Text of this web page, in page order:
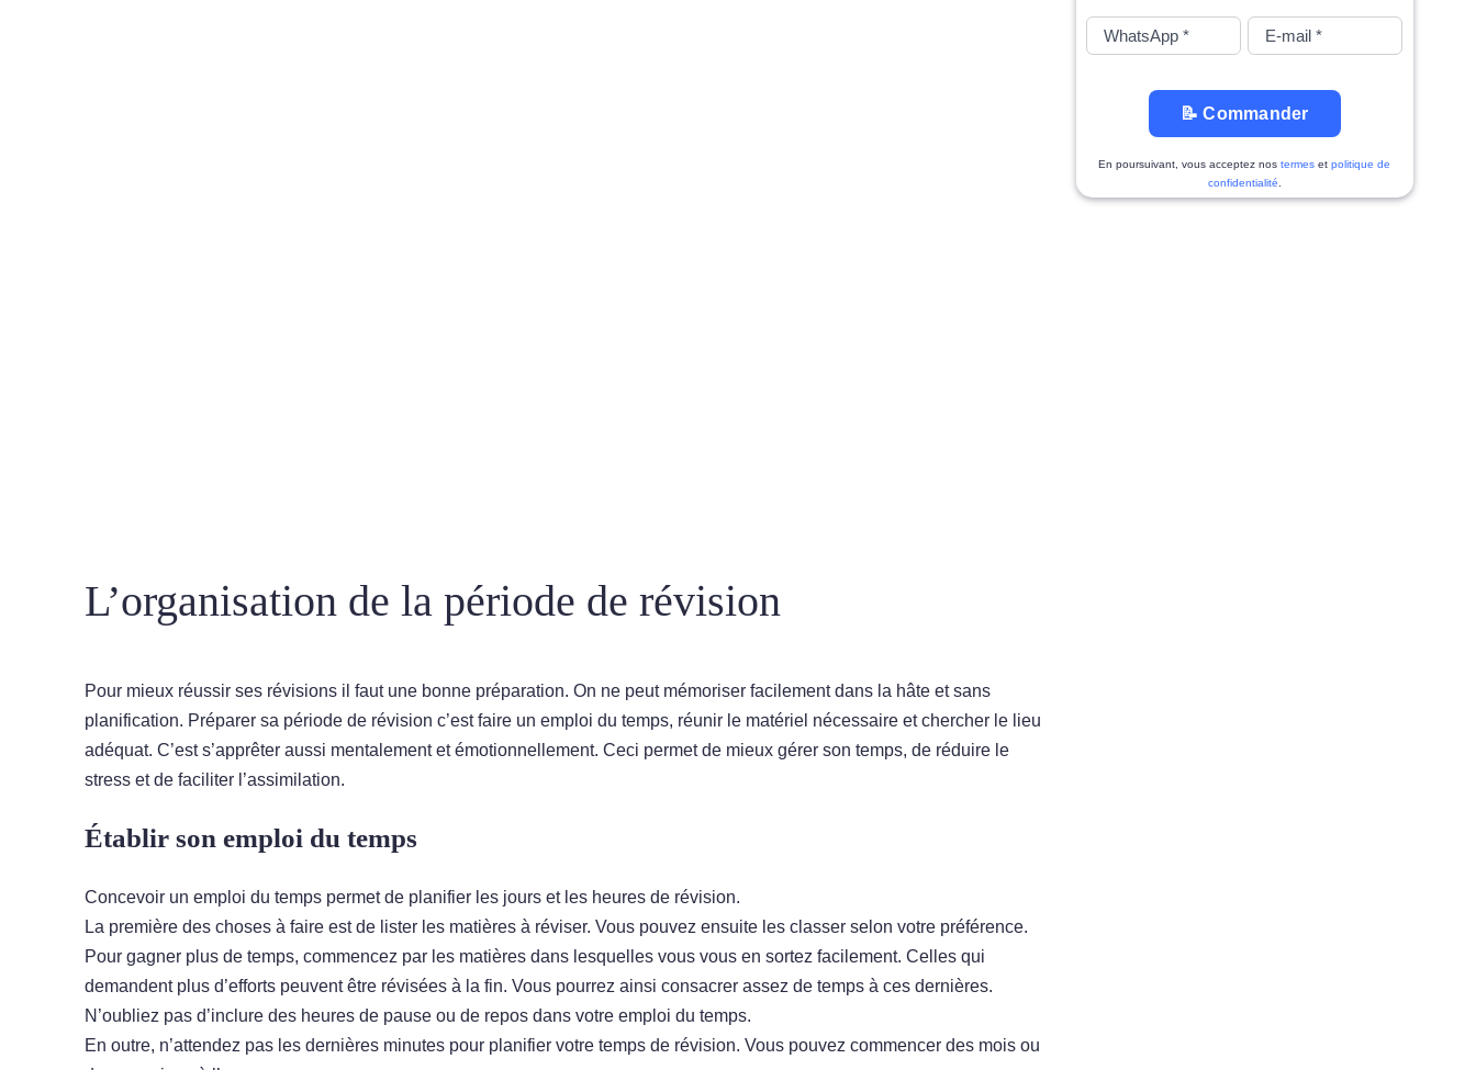
L’organisation de la période de révision
Pour mieux réussir ses révisions il faut une bonne préparation. On ne peut mémoriser facilement dans la hâte et sans
planification. Préparer sa période de révision c’est faire un emploi du temps, réunir le matériel nécessaire et chercher le lieu
adéquat. C’est s’apprêter aussi mentalement et émotionnellement. Ceci permet de mieux gérer son temps, de réduire le
stress et de faciliter l’assimilation.
Établir son emploi du temps
Concevoir un emploi du temps permet de planifier les jours et les heures de révision.
La première des choses à faire est de lister les matières à réviser. Vous pouvez ensuite les classer selon votre préférence.
Pour gagner plus de temps, commencez par les matières dans lesquelles vous vous en sortez facilement. Celles qui
demandent plus d’efforts peuvent être révisées à la fin. Vous pourrez ainsi consacrer assez de temps à ces dernières.
N’oubliez pas d’inclure des heures de pause ou de repos dans votre emploi du temps.
En outre, n’attendez pas les dernières minutes pour planifier votre temps de révision. Vous pouvez commencer des mois ou
📝 Commander
En poursuivant, vous acceptez nostermes etpolitique de
confidentialité